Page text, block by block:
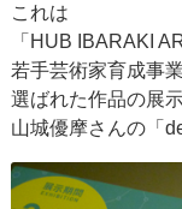
これは
「HUB IBARAKI
若手芸術家育成事
選ばれた作品の展
山城優摩さんの「